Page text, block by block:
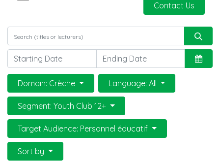
Contact Us
Domain: Crèche Language: All
Segment: Youth Club 12+
Target Audience: Personnel éducatif
Sort by